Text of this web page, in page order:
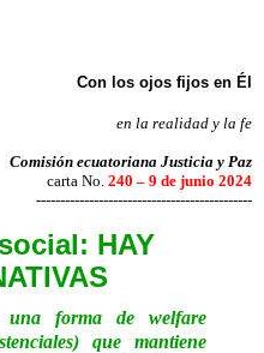
Con los ojos fijos en Él
en la realidad y la fe
Comisión ecuatoriana Justicia y Paz
carta No. 240 – 9 de junio 2024
---------------------------------------------
HAY
una forma de welfare
que mantiene